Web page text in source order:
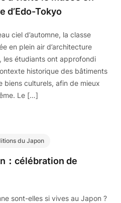
d’Edo-Tokyo
ciel d’automne, la classe
en plein air d’architecture
les étudiants ont approfondi
historique des bâtiments
biens culturels, afin de mieux
Le […]
du Japon
：célébration de
sont-elles si vives au Japon ?